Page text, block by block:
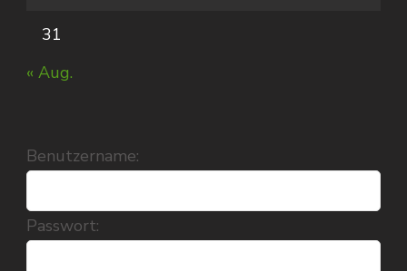
31
« Aug.
Benutzername:
Passwort: